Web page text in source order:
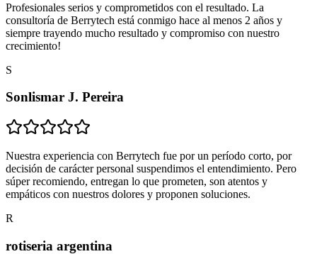
Profesionales serios y comprometidos con el resultado. La
consultoría de Berrytech está conmigo hace al menos 2 años y
siempre trayendo mucho resultado y compromiso con nuestro
crecimiento!
S
Sonlismar J. Pereira
Nuestra experiencia con Berrytech fue por un período corto, por
decisión de carácter personal suspendimos el entendimiento. Pero
súper recomiendo, entregan lo que prometen, son atentos y
empáticos con nuestros dolores y proponen soluciones.
R
rotiseria argentina